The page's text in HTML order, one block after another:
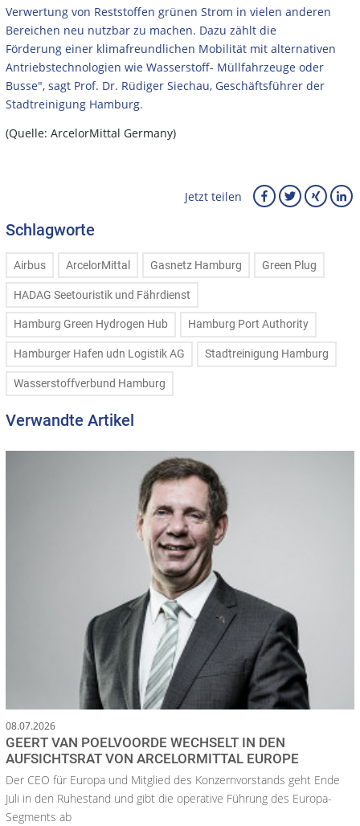
Verwertung von Reststoffen grünen Strom in vielen anderen
Bereichen neu nutzbar zu machen. Dazu zählt die
Förderung einer klimafreundlichen Mobilität mit alternativen
Antriebstechnologien wie Wasserstoff- Müllfahrzeuge oder
Busse", sagt Prof. Dr. Rüdiger Siechau, Geschäftsführer der
Stadtreinigung Hamburg.
(Quelle: ArcelorMittal Germany)
Jetzt teilen
Schlagworte
Airbus ArcelorMittal Gasnetz Hamburg Green Plug
HADAG Seetouristik und Fährdienst
Hamburg Green Hydrogen Hub Hamburg Port Authority
Hamburger Hafen udn Logistik AG Stadtreinigung Hamburg
Wasserstoffverbund Hamburg
Verwandte Artikel
08.07.2026
GEERT VAN POELVOORDE WECHSELT IN DEN
AUFSICHTSRAT VON ARCELORMITTAL EUROPE
Der CEO für Europa und Mitglied des Konzernvorstands geht Ende
Juli in den Ruhestand und gibt die operative Führung des Europa-
Segments ab